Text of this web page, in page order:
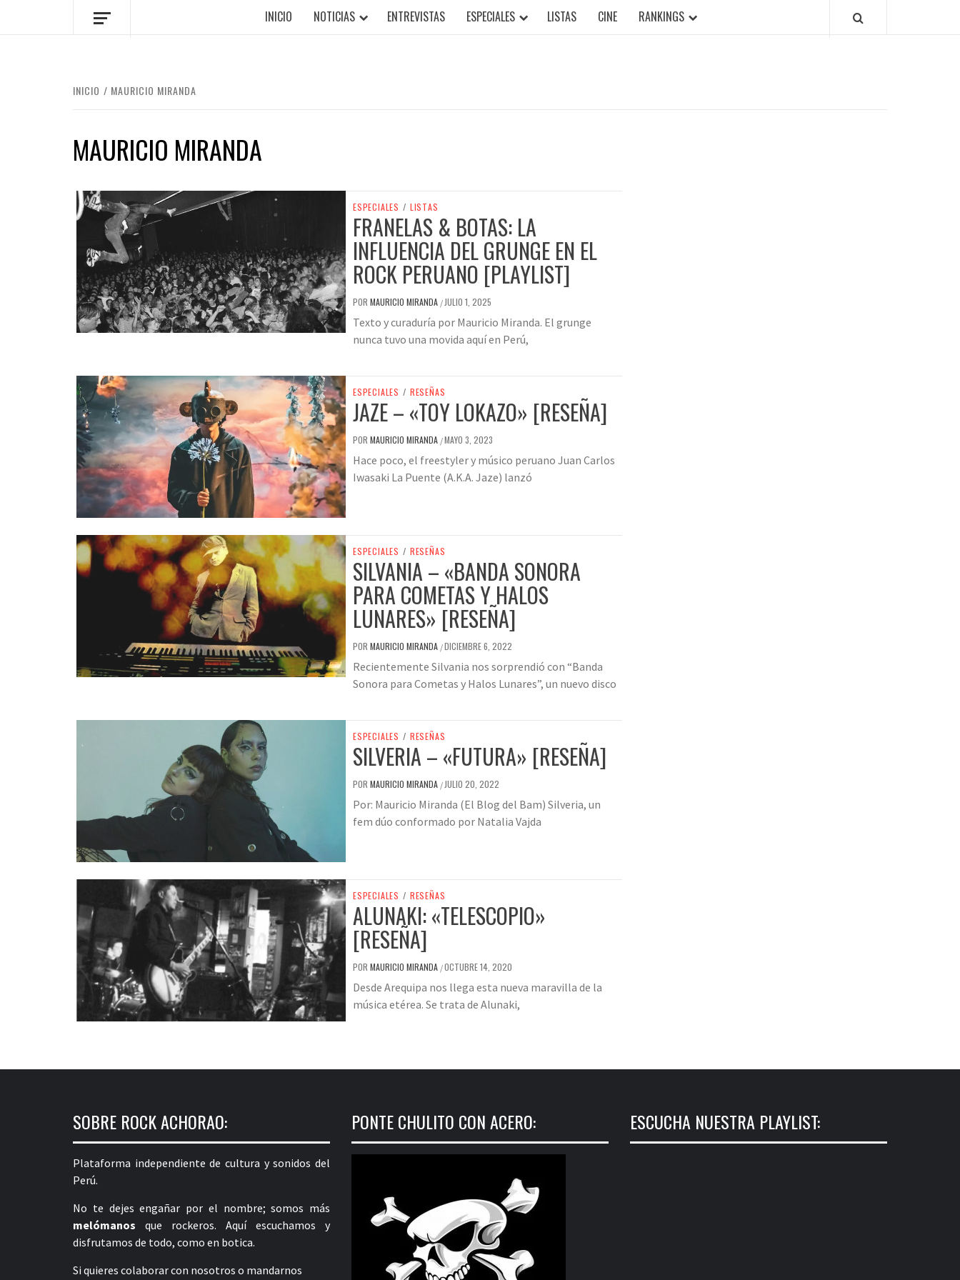
INICIO NOTICIAS ENTREVISTAS ESPECIALES LISTAS CINE RANKINGS
INICIO MAURICIO MIRANDA
MAURICIO MIRANDA
ESPECIALES / LISTAS
FRANELAS & BOTAS: LA
INFLUENCIA DEL GRUNGE EN EL
ROCK PERUANO [PLAYLIST]
POR MAURICIO MIRANDA / JULIO 1, 2025
Texto y curaduría por Mauricio Miranda. El grunge
nunca tuvo una movida aquí en Perú,
ESPECIALES / RESEÑAS
JAZE – «TOY LOKAZO» [RESEÑA]
POR MAURICIO MIRANDA /MAYO 3, 2023
Hace poco, el freestyler y músico peruano Juan Carlos
Iwasaki La Puente (A.K.A. Jaze) lanzó
ESPECIALES / RESEÑAS
SILVANIA – «BANDA SONORA
PARA COMETAS Y HALOS
LUNARES» [RESEÑA]
POR MAURICIO MIRANDA /DICIEMBRE 6, 2022
Recientemente Silvania nos sorprendió con “Banda
Sonora para Cometas y Halos Lunares”, un nuevo disco
ESPECIALES / RESEÑAS
SILVERIA – «FUTURA» [RESEÑA]
POR MAURICIO MIRANDA / JULIO 20, 2022
Por: Mauricio Miranda (El Blog del Bam) Silveria, un
fem dúo conformado por Natalia Vajda
ESPECIALES / RESEÑAS
ALUNAKI: «TELESCOPIO»
[RESEÑA]
POR MAURICIO MIRANDA /OCTUBRE 14, 2020
Desde Arequipa nos llega esta nueva maravilla de la
música etérea. Se trata de Alunaki,
SOBRE ROCK ACHORAO:
Plataforma independiente de cultura y sonidos del
Perú.
No te dejes engañar por el nombre; somos más
melómanos que rockeros. Aquí escuchamos y
disfrutamos de todo, como en botica.
Si quieres colaborar con nosotros o mandarnos
PONTE CHULITO CON ACERO: ESCUCHA NUESTRA PLAYLIST: